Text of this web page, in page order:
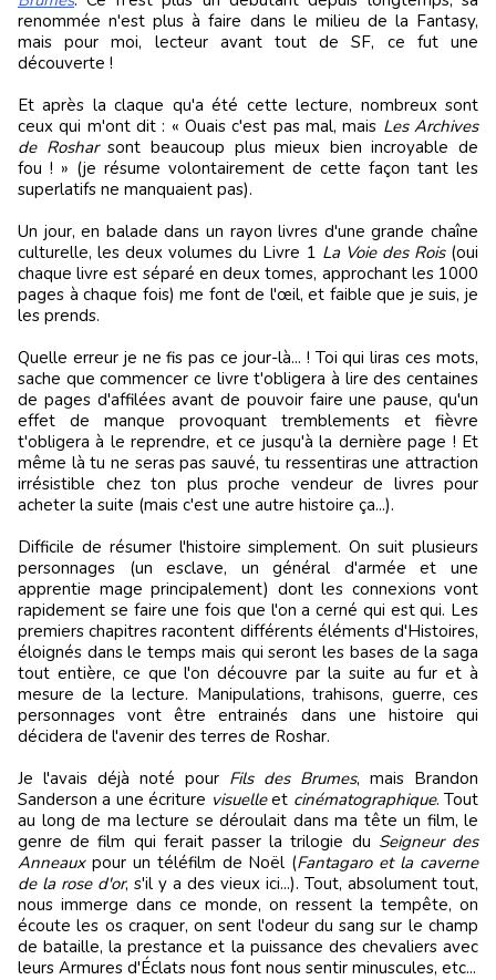
renommée n'est plus à faire dans le milieu de la Fantasy,
mais pour moi, lecteur avant tout de SF, ce fut une
découverte !
Et après la claque qu'a été cette lecture, nombreux sont
ceux qui m'ont dit : « Ouais c'est pas mal, mais Les Archives
de Rosharsont beaucoup plus mieux bien incroyable de
fou ! » (je résume volontairement de cette façon tant les
superlatifs ne manquaient pas).
Un jour, en balade dans un rayon livres d'une grande chaîne
culturelle, les deux volumes du Livre 1 La Voie des Rois(oui
chaque livre est séparé en deux tomes, approchant les 1000
pages à chaque fois) me font de l'œil, et faible que je suis, je
les prends.
Quelle erreur je ne fis pas ce jour-là... ! Toi qui liras ces mots,
sache que commencer ce livre t'obligera à lire des centaines
de pages d'affilées avant de pouvoir faire une pause, qu'un
effet de manque provoquant tremblements et fièvre
t'obligera à le reprendre, et ce jusqu'à la dernière page ! Et
même là tu ne seras pas sauvé, tu ressentiras une attraction
irrésistible chez ton plus proche vendeur de livres pour
acheter la suite (mais c'est une autre histoire ça...).
Difficile de résumer l'histoire simplement. On suit plusieurs
personnages (un esclave, un général d'armée et une
apprentie mage principalement) dont les connexions vont
rapidement se faire une fois que l'on a cerné qui est qui. Les
premiers chapitres racontent différents éléments d'Histoires,
éloignés dans le temps mais qui seront les bases de la saga
tout entière, ce que l'on découvre par la suite au fur et à
mesure de la lecture. Manipulations, trahisons, guerre, ces
personnages vont être entrainés dans une histoire qui
décidera de l'avenir des terres de Roshar.
Je l'avais déjà noté pour Fils des Brumes, mais Brandon
Sanderson a une écriture visuelleet cinématographique. Tout
au long de ma lecture se déroulait dans ma tête un film, le
genre de film qui ferait passer la trilogie du Seigneur des
Anneauxpour un téléfilm de Noël (Fantagaro et la caverne
de la rose d'or, s'il y a des vieux ici...). Tout, absolument tout,
nous immerge dans ce monde, on ressent la tempête, on
écoute les os craquer, on sent l'odeur du sang sur le champ
de bataille, la prestance et la puissance des chevaliers avec
leurs Armures d'Éclats nous font nous sentir minuscules, etc...